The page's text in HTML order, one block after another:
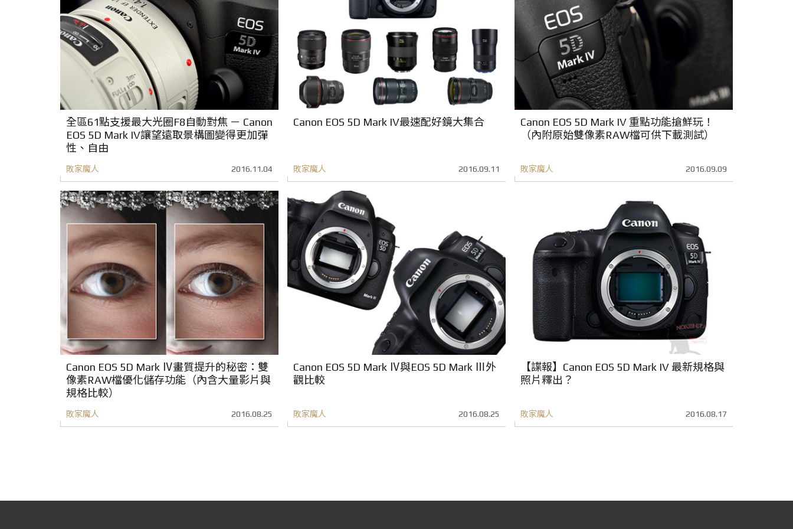
全區61點支援最大光圈F8自動對焦 － Canon
EOS 5D Mark IV讓望遠取景構圖變得更加彈
性、自由
敗家魔人 2016.11.04
Canon EOS 5D Mark IV最速配好鏡大集合
敗家魔人 2016.09.11
Canon EOS 5D Mark IV 重點功能搶鮮玩！
（內附原始雙像素RAW檔可供下載測試）
敗家魔人 2016.09.09
Canon EOS 5D Mark Ⅳ畫質提升的秘密：雙
像素RAW檔優化儲存功能（內含大量影片與
規格比較）
敗家魔人 2016.08.25
Canon EOS 5D Mark Ⅳ與EOS 5D Mark Ⅲ外
觀比較
敗家魔人 2016.08.25
【諜報】Canon EOS 5D Mark IV 最新規格與
照片釋出？
敗家魔人 2016.08.17